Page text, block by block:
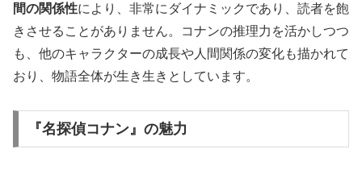
間の関係性により、非常にダイナミックであり、読者を飽
きさせることがありません。コナンの推理力を活かしつつ
も、他のキャラクターの成長や人間関係の変化も描かれて
おり、物語全体が生き生きとしています。
『名探偵コナン』の魅力